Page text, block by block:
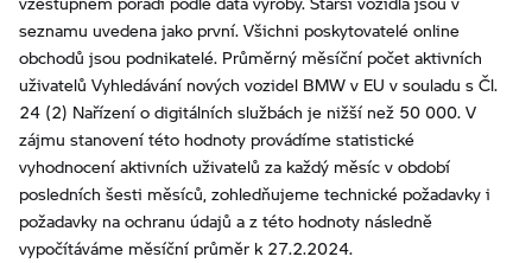
seznamu uvedena jako první. Všichni poskytovatelé online
obchodů jsou podnikatelé. Průměrný měsíční počet aktivních
uživatelů Vyhledávání nových vozidel BMW v EU v souladu s Čl.
24 (2) Nařízení o digitálních službách je nižší než 50 000. V
zájmu stanovení této hodnoty provádíme statistické
vyhodnocení aktivních uživatelů za každý měsíc v období
posledních šesti měsíců, zohledňujeme technické požadavky i
požadavky na ochranu údajů a z této hodnoty následně
vypočítáváme měsíční průměr k 27.2.2024.